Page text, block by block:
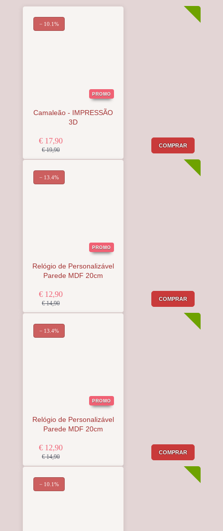
PROMO
Camaleão - IMPRESSÃO
3D
€ 17,90
€ 19,90
COMPRAR
− 10.1%
PROMO
Relógio de Personalizável
Parede MDF 20cm
€ 12,90
€ 14,90
COMPRAR
− 13.4%
PROMO
Relógio de Personalizável
Parede MDF 20cm
€ 12,90
€ 14,90
COMPRAR
− 13.4%
− 10.1%